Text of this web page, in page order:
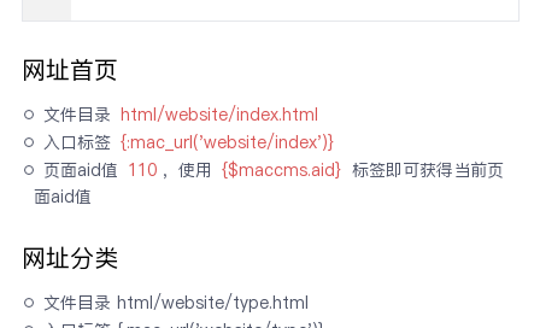
网址首页
文件目录 html/website/index.html
入口标签 {:mac_url('website/index')}
页面aid值 110 ，使用 {$maccms.aid} 标签即可获得当前页
面aid值
网址分类
文件目录 html/website/type.html